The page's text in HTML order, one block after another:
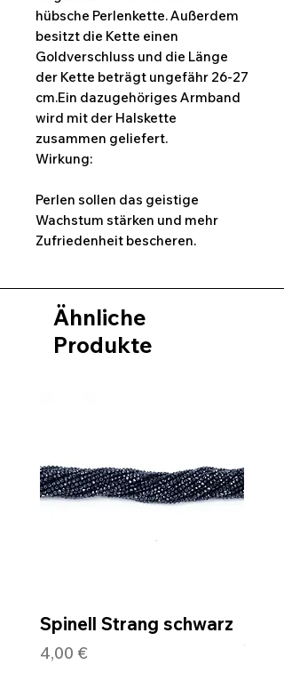
hübsche Perlenkette. Außerdem
besitzt die Kette einen
Goldverschluss und die Länge
der Kette beträgt ungefähr 26-27
cm.Ein dazugehöriges Armband
wird mit der Halskette
zusammen geliefert.
Wirkung:
Perlen sollen das geistige
Wachstum stärken und mehr
Zufriedenheit bescheren.
Ähnliche
Produkte
Spinell Strang schwarz
Preis
4,00 €